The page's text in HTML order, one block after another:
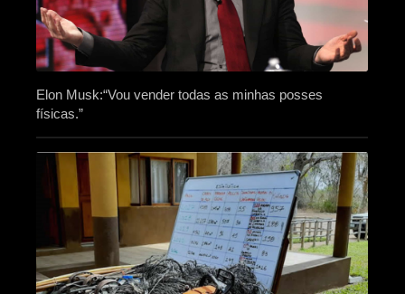
Elon Musk:“Vou vender todas as minhas posses
físicas.”